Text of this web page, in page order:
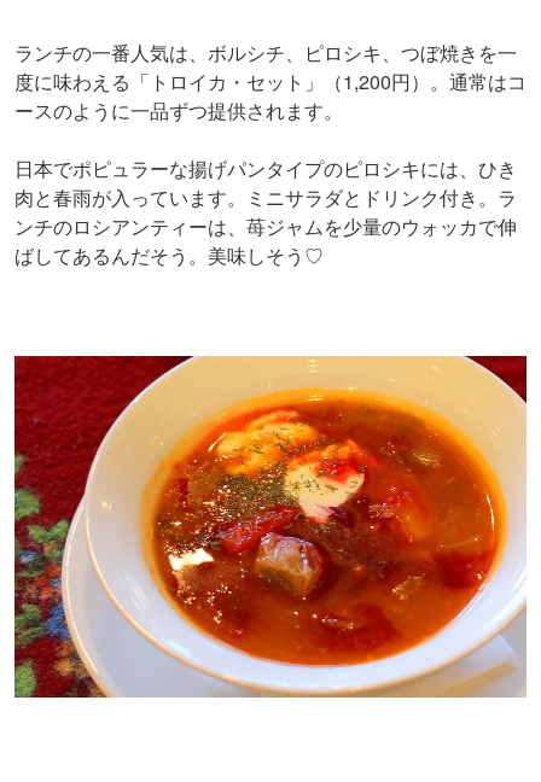
ランチの一番人気は、ボルシチ、ピロシキ、つぼ焼きを一
度に味わえる「トロイカ・セット」（1,200円）。通常はコ
ースのように一品ずつ提供されます。
日本でポピュラーな揚げパンタイプのピロシキには、ひき
肉と春雨が入っています。ミニサラダとドリンク付き。ラ
ンチのロシアンティーは、苺ジャムを少量のウォッカで伸
ばしてあるんだそう。美味しそう♡